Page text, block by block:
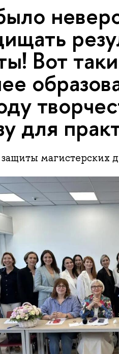
Вот
для
магистерских